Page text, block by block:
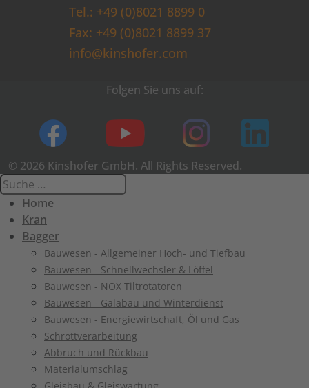
Tel.: +49 (0)8021 8899 0
Fax: +49 (0)8021 8899 37
info@kinshofer.com
Folgen Sie uns auf:
© 2026 Kinshofer GmbH. All Rights Reserved.
Home
Kran
Bagger
Bauwesen - Allgemeiner Hoch- und Tiefbau
Bauwesen - Schnellwechsler & Löffel
Bauwesen - NOX Tiltrotatoren
Bauwesen - Galabau und Winterdienst
Bauwesen - Energiewirtschaft, Öl und Gas
Schrottverarbeitung
Abbruch und Rückbau
Materialumschlag